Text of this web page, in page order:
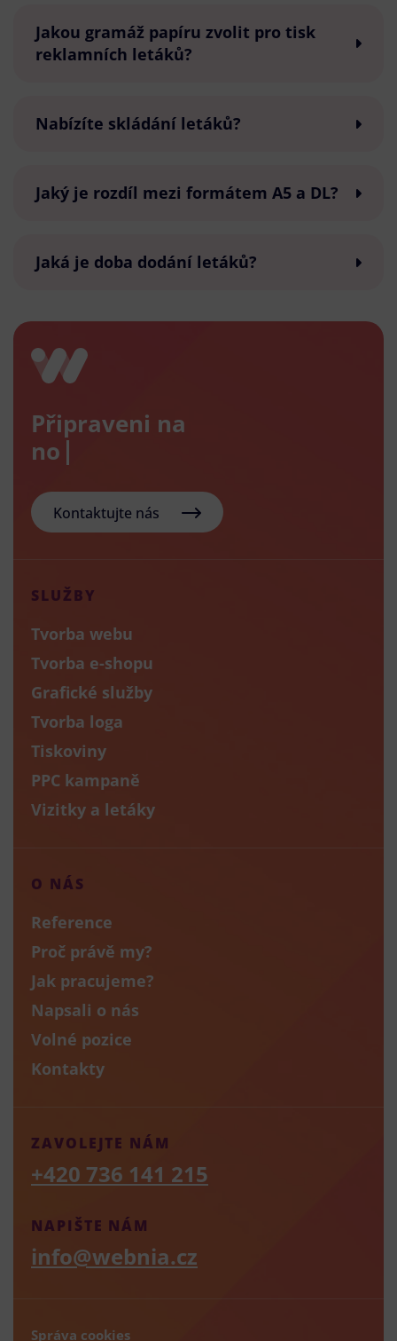
Jakou gramáž papíru zvolit pro tisk
reklamních letáků?
Nabízíte skládání letáků?
Jaký je rozdíl mezi formátem A5 a DL?
Jaká je doba dodání letáků?
Připraveni na
nový e-
Kontaktujte nás
SLUŽBY
Tvorba webu
Tvorba e-shopu
Grafické služby
Tvorba loga
Tiskoviny
PPC kampaně
Vizitky a letáky
O NÁS
Reference
Proč právě my?
Jak pracujeme?
Napsali o nás
Volné pozice
Kontakty
NAPIŠTE NÁM
info@webnia.cz
ZAVOLEJTE NÁM
+420 736 141 215
Správa cookies